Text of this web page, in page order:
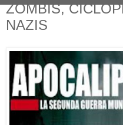
ZOMBIS,
NAZIS